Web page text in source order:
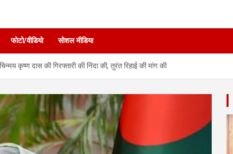
फोटो/वीडियो सोशल मीडिया
कृष्ण दास की गिरफ्तारी की निंदा की, तुरंत रिहाई की मांग की